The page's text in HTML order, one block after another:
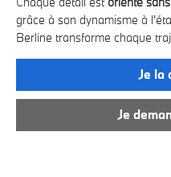
grâce à son dynamisme à
Berline transforme chaque
Je la
Je